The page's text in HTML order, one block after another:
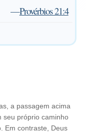
—Provérbios 21:4
a passagem acima
seu próprio caminho
Em contraste, Deus